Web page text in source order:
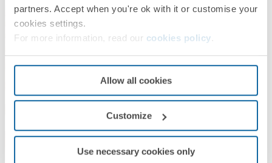
partners. Accept when you're ok with it or customise your
cookies settings.
For more information, read our cookies policy
Allow all cookies
Customize
Use necessary cookies only